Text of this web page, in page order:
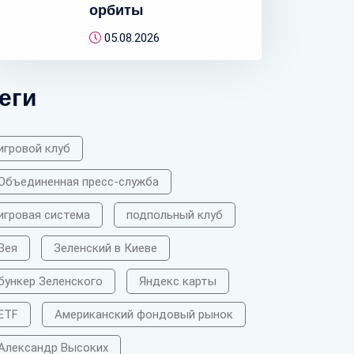
орбиты
05.08.2026
клуб
пресс-служба
система подпольный клуб
Зеленский в Киеве
Зеленского Яндекс карты
Американский фондовый рынок
Высоких